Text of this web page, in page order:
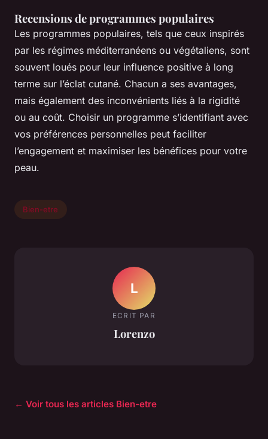
Recensions de programmes populaires
Les programmes populaires, tels que ceux inspirés
par les régimes méditerranéens ou végétaliens, sont
souvent loués pour leur influence positive à long
terme sur l’éclat cutané. Chacun a ses avantages,
mais également des inconvénients liés à la rigidité
ou au coût. Choisir un programme s’identifiant avec
vos préférences personnelles peut faciliter
l’engagement et maximiser les bénéfices pour votre
peau.
Bien-etre
L
ECRIT PAR
Lorenzo
← Voir tous les articles Bien-etre